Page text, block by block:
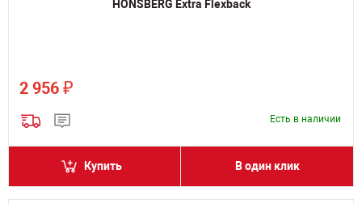
HONSBERG Extra Flexback
2 956 ₽
Есть в наличии
Купить В один клик